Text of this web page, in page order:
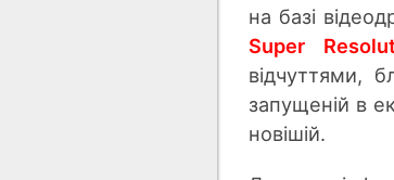
на базі
Super
відчуттями,
запущеній в
новішій.